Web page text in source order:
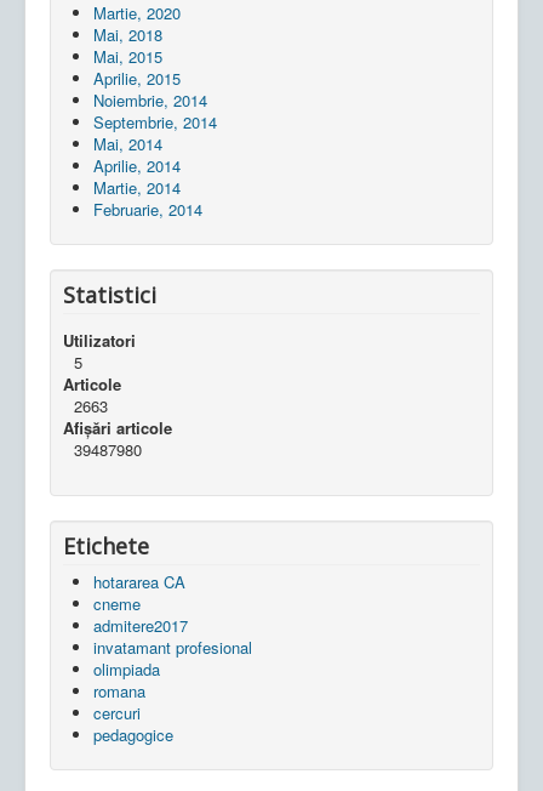
Martie, 2020
Mai, 2018
Mai, 2015
Aprilie, 2015
Noiembrie, 2014
Septembrie, 2014
Mai, 2014
Aprilie, 2014
Martie, 2014
Februarie, 2014
Statistici
Utilizatori
5
Articole
2663
Afișări articole
39487980
Etichete
hotararea CA
cneme
admitere2017
invatamant profesional
olimpiada
romana
cercuri
pedagogice